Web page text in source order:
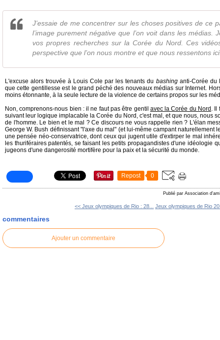
J’essaie de me concentrer sur les choses positives de ce
l’image purement négative que l’on voit dans les médias.
vos propres recherches sur la Corée du Nord. Ces
perspective que l’on nous montre et que nous ressentons
L'excuse alors trouvée à Louis Cole par les tenants du bashinganti-Corée du
que cette gentillesse est le grand péché des nouveaux médias sur Internet.
moins étonnante, à la seule lecture de la violence de certains propos sur les
Non, comprenons-nous bien : il ne faut pas être gentil avec la Corée du Nord . Il
suivant leur logique implacable la Corée du Nord, c'est mal, et que nous, nous
de l'homme. Le bien et le mal ? Ce discours ne vous rappelle rien ? L'élan
George W. Bush définissant "l'axe du mal" (et lui-même campant naturellement
une pensée néo-conservatrice, dont ceux qui jugent utile d'extirper le mal
les thuriféraires patentés, se faisant les petits propagandistes d'une idéologie
jugeons d'une dangerosité mortifère pour la paix et la sécurité du monde.
Repost 0
Publié par Association
<< Jeux olympiques de Rio : 28... Jeux olympiques de Rio
commentaires
Ajouter un commentaire